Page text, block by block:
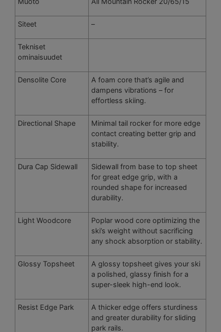
Siteet –
Tekniset
ominaisuudet
Densolite Core
A foam core that’s agile and
dampens vibrations – for
effortless skiing.
Directional Shape
Minimal tail rocker for more edge
contact creating better grip and
stability.
Dura Cap Sidewall
Sidewall from base to top sheet
for great edge grip, with a
rounded shape for increased
durability.
Light Woodcore
Poplar wood core optimizing the
ski’s weight without sacrificing
any shock absorption or stability.
Glossy Topsheet
A glossy topsheet gives your ski
a polished, glassy finish for a
super-sleek high-end look.
Resist Edge Park
A thicker edge offers sturdiness
and greater durability for sliding
park rails.